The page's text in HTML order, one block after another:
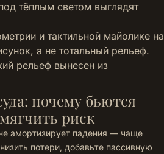
тёплым светом выглядят
и тактильной майолике на
а не тотальный рельеф.
рельеф вынесен из
почему бьются
риск
амортизирует падения — чаще
потери, добавьте пассивную